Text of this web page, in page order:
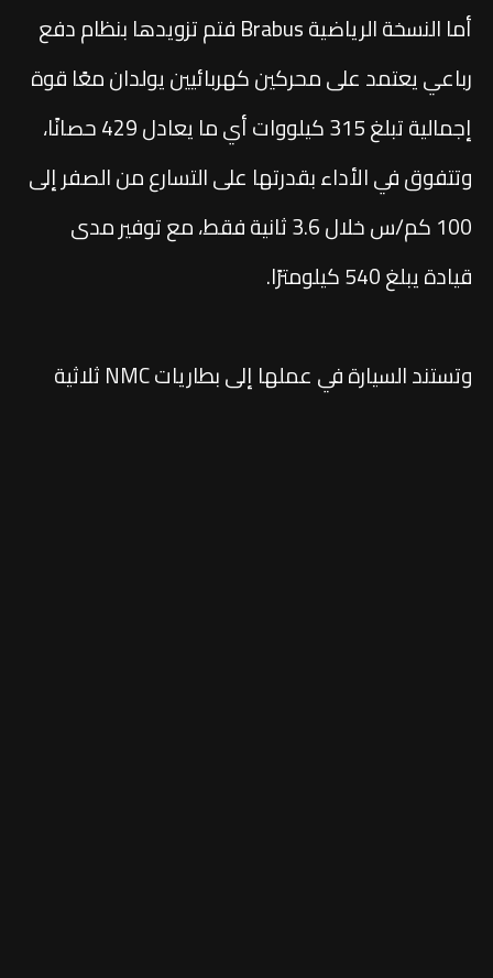
أما النسخة الرياضية Brabus فتم تزويدها بنظام دفع
رباعي يعتمد على محركين كهربائيين يولدان معًا قوة
إجمالية تبلغ 315 كيلووات أي ما يعادل 429 حصانًا،
وتتفوق في الأداء بقدرتها على التسارع من الصفر إلى
100 كم/س خلال 3.6 ثانية فقط، مع توفير مدى
قيادة يبلغ 540 كيلومترًا.
وتستند السيارة في عملها إلى بطاريات NMC ثلاثية